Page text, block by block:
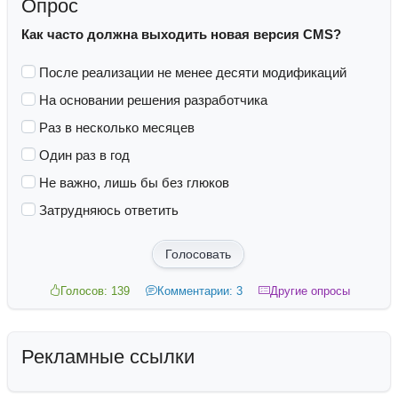
Опрос
Как часто должна выходить новая версия CMS?
После реализации не менее десяти модификаций
На основании решения разработчика
Раз в несколько месяцев
Один раз в год
Не важно, лишь бы без глюков
Затрудняюсь ответить
Голосовать
Голосов: 139 Комментарии: 3 Другие опросы
Рекламные ссылки